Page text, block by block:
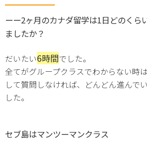
ーー2ヶ月のカナダ留学は1日どのくら
ましたか？
だいたい6時間でした。
全てがグループクラスでわからない時
して質問しなければ、どんどん進んで
した。
セブ島はマンツーマンクラス